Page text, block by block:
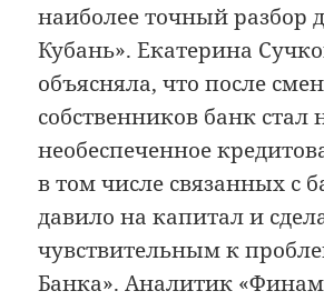
наиболее точный разбор
Кубань». Екатерина
объясняла, что после
собственников банк
необеспеченное
в том числе связанных с
давило на капитал и
чувствительным к
Банка». Аналитик